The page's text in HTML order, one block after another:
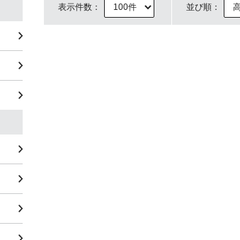
表示件数： 並び順：